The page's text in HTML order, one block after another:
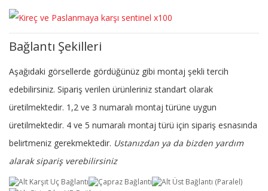
Bağlantı Şekilleri
Aşağıdaki görsellerde gördüğünüz gibi montaj şekli tercih
edebilirsiniz. Sipariş verilen ürünleriniz standart olarak
üretilmektedir. 1,2 ve 3 numaralı montaj türüne uygun
üretilmektedir. 4 ve 5 numaralı montaj türü için sipariş esnasında
belirtmeniz gerekmektedir. Ustanızdan ya da bizden yardım
alarak sipariş verebilirsiniz